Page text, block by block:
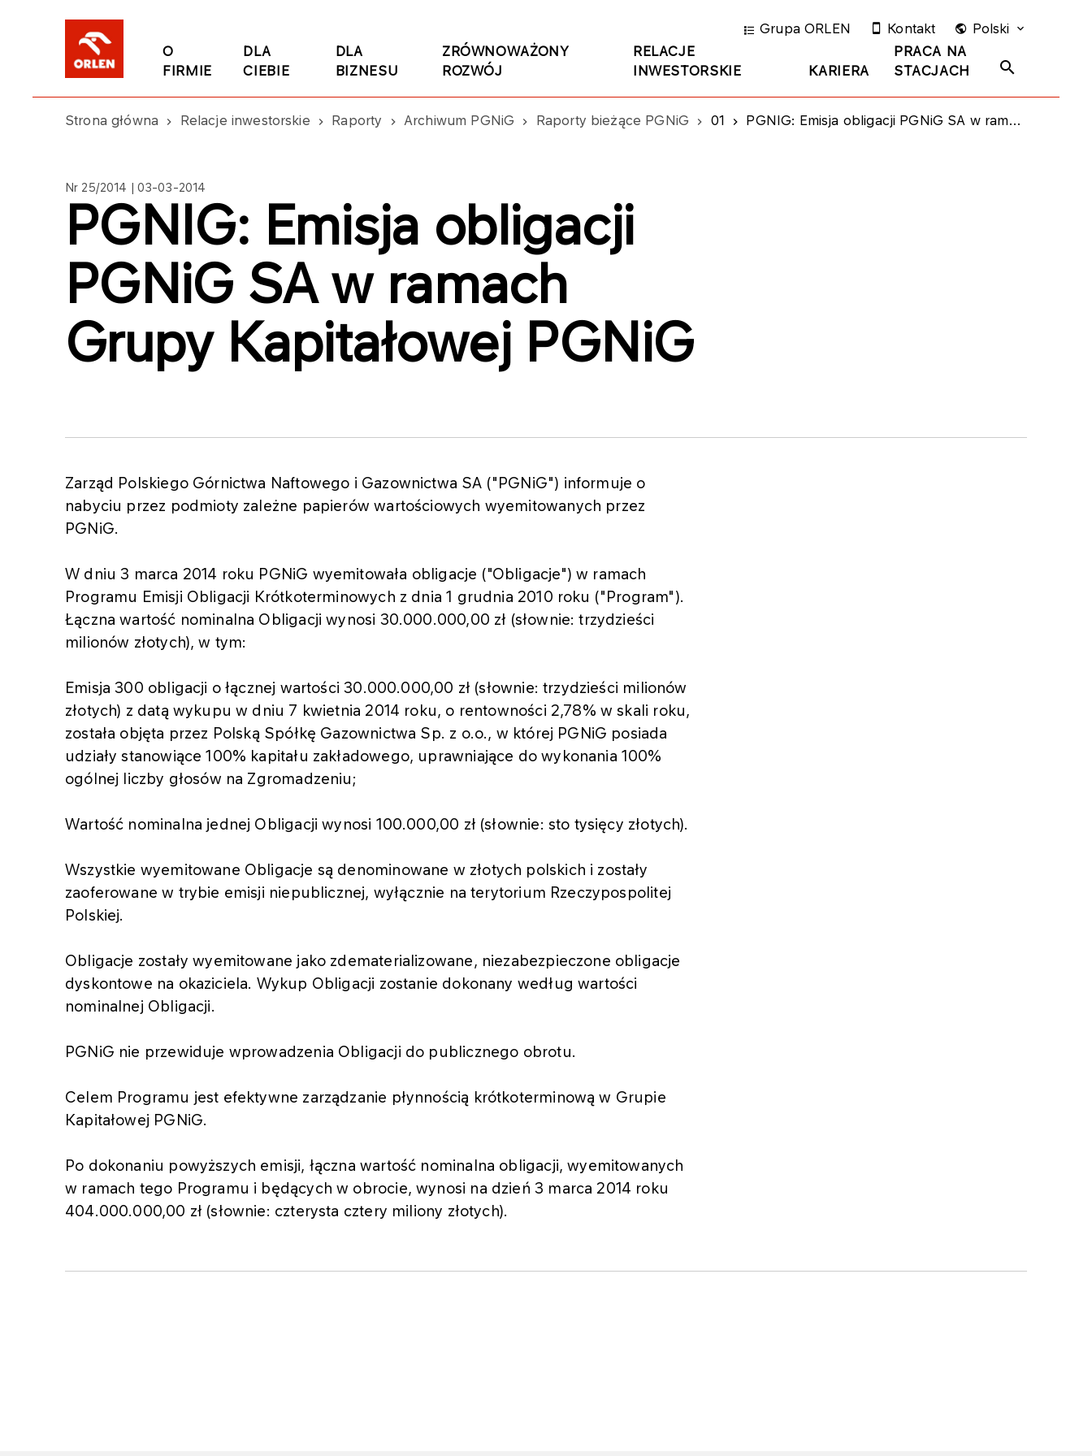
O
FIRMIE
DLA
CIEBIE
DLA
BIZNESU
ZRÓWNOWAŻONY
ROZWÓJ
RELACJE
INWESTORSKIE
KARIERA
PRACA NA
STACJACH
Grupa ORLEN Kontakt Polski
Strona główna Relacje inwestorskie Raporty Archiwum PGNiG Raporty bieżące PGNiG 01 PGNIG: Emisja obligacji PGNiG SA w ramach Grupy Kapitałowej PGNiG
Nr 25/2014 | 03-03-2014
PGNIG: Emisja obligacji
PGNiG SA w ramach
Grupy Kapitałowej PGNiG
Zarząd Polskiego Górnictwa Naftowego i Gazownictwa SA ("PGNiG") informuje o
nabyciu przez podmioty zależne papierów wartościowych wyemitowanych przez
PGNiG.
W dniu 3 marca 2014 roku PGNiG wyemitowała obligacje ("Obligacje") w ramach
Programu Emisji Obligacji Krótkoterminowych z dnia 1 grudnia 2010 roku ("Program").
Łączna wartość nominalna Obligacji wynosi 30.000.000,00 zł (słownie: trzydzieści
milionów złotych), w tym:
Emisja 300 obligacji o łącznej wartości 30.000.000,00 zł (słownie: trzydzieści milionów
złotych) z datą wykupu w dniu 7 kwietnia 2014 roku, o rentowności 2,78% w skali roku,
została objęta przez Polską Spółkę Gazownictwa Sp. z o.o., w której PGNiG posiada
udziały stanowiące 100% kapitału zakładowego, uprawniające do wykonania 100%
ogólnej liczby głosów na Zgromadzeniu;
Wartość nominalna jednej Obligacji wynosi 100.000,00 zł (słownie: sto tysięcy złotych).
Wszystkie wyemitowane Obligacje są denominowane w złotych polskich i zostały
zaoferowane w trybie emisji niepublicznej, wyłącznie na terytorium Rzeczypospolitej
Polskiej.
Obligacje zostały wyemitowane jako zdematerializowane, niezabezpieczone obligacje
dyskontowe na okaziciela. Wykup Obligacji zostanie dokonany według wartości
nominalnej Obligacji.
PGNiG nie przewiduje wprowadzenia Obligacji do publicznego obrotu.
Celem Programu jest efektywne zarządzanie płynnością krótkoterminową w Grupie
Kapitałowej PGNiG.
Po dokonaniu powyższych emisji, łączna wartość nominalna obligacji, wyemitowanych
w ramach tego Programu i będących w obrocie, wynosi na dzień 3 marca 2014 roku
404.000.000,00 zł (słownie: czterysta cztery miliony złotych).